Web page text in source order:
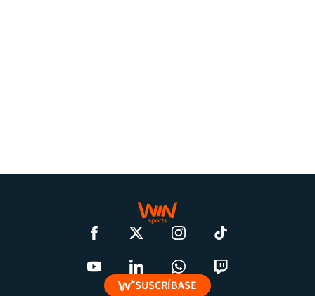
SUSCRÍBASE